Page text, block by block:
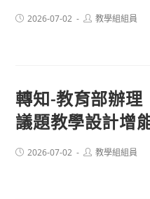
Post2026-07-02
Post教學組組員
轉知-教育部辦理
議題教學設計增
Post2026-07-02
Post教學組組員